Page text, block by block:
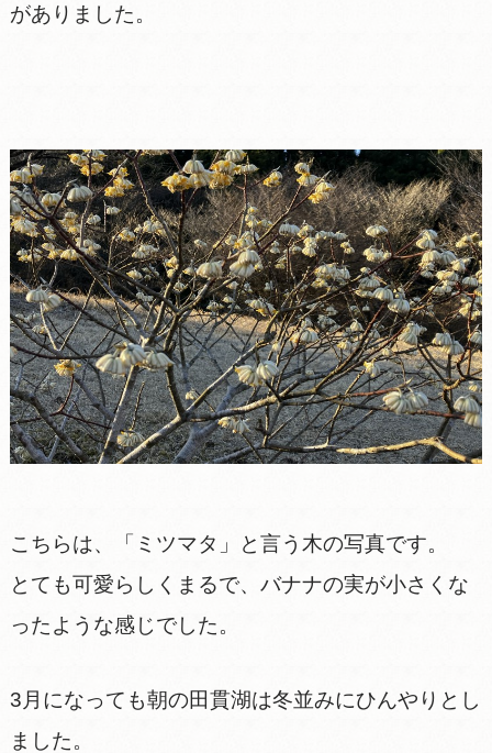
がありました。
こちらは、「ミツマタ」と言う木の写真です。
とても可愛らしくまるで、バナナの実が小さくな
ったような感じでした。
3月になっても朝の田貫湖は冬並みにひんやりとし
ました。